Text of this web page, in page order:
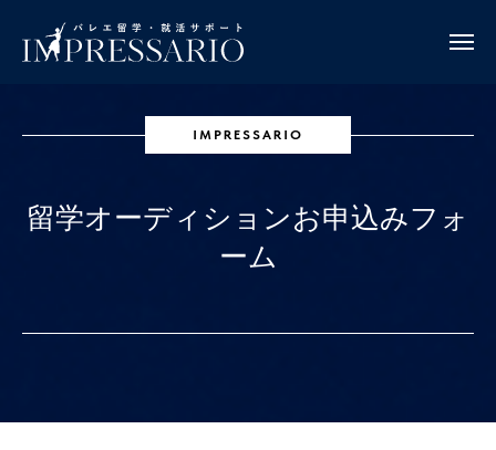
IMPRESSARIO
留学オーディションお申込みフォ
ーム